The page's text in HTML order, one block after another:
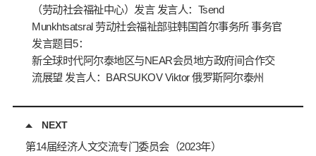
（劳动社会福祉中心）发言 发言人：Tsend
Munkhtsatsral 劳动社会福祉部驻韩国首尔事务所 事务官
发言题目5：
新全球时代阿尔泰地区与NEAR会员地方政府间合作交
流展望 发言人：BARSUKOV Viktor 俄罗斯阿尔泰州
NEXT
第14届经济人文交流专门委员会（2023年）